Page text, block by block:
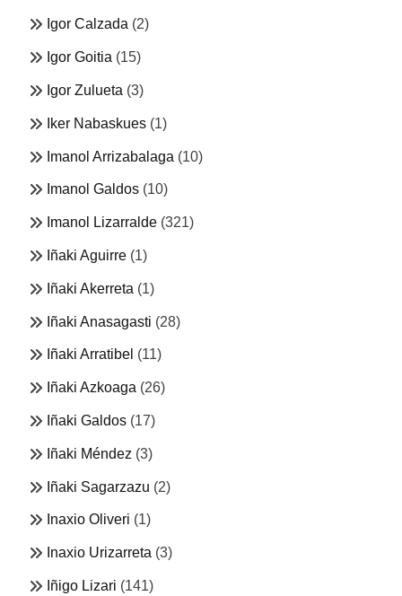
Igor Calzada (2)
Igor Goitia (15)
Igor Zulueta (3)
Iker Nabaskues (1)
Imanol Arrizabalaga (10)
Imanol Galdos (10)
Imanol Lizarralde (321)
Iñaki Aguirre (1)
Iñaki Akerreta (1)
Iñaki Anasagasti (28)
Iñaki Arratibel (11)
Iñaki Azkoaga (26)
Iñaki Galdos (17)
Iñaki Méndez (3)
Iñaki Sagarzazu (2)
Inaxio Oliveri (1)
Inaxio Urizarreta (3)
Iñigo Lizari (141)